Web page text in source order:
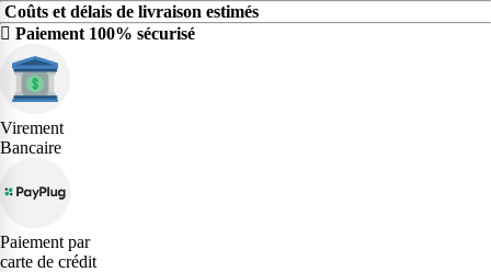
Coûts et délais de livraison estimés
Paiement 100% sécurisé
Virement
Bancaire
Paiement par
carte de crédit